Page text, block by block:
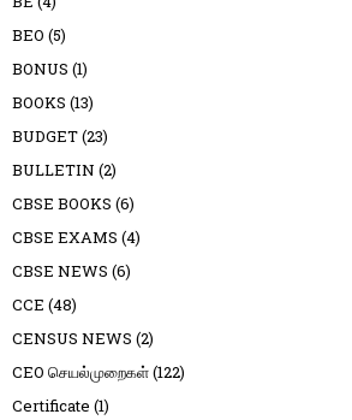
BEO (5)
BONUS (1)
BOOKS (13)
BUDGET(23)
BULLETIN (2)
CBSE BOOKS (6)
CBSE EXAMS (4)
CBSE NEWS (6)
CCE (48)
CENSUS NEWS (2)
CEO செயல்முறைகள்(122)
Certificate (1)